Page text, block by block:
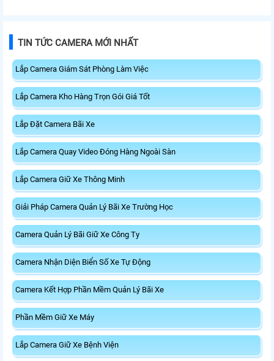
TIN TỨC CAMERA MỚI NHẤT
Lắp Camera Giám Sát Phòng Làm Việc
Lắp Camera Kho Hàng Trọn Gói Giá Tốt
Lắp Đặt Camera Bãi Xe
Lắp Camera Quay Video Đóng Hàng Ngoài Sàn
Lắp Camera Giữ Xe Thông Minh
Giải Pháp Camera Quản Lý Bãi Xe Trường Học
Camera Quản Lý Bãi Giữ Xe Công Ty
Camera Nhận Diện Biển Số Xe Tự Động
Camera Kết Hợp Phần Mềm Quản Lý Bãi Xe
Phần Mềm Giữ Xe Máy
Lắp Camera Giữ Xe Bệnh Viện